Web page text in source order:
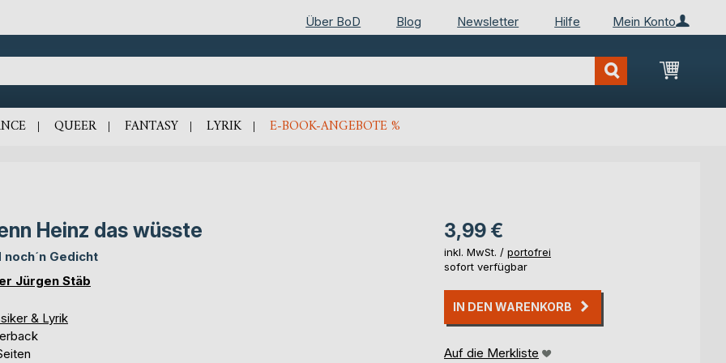
Mein Konto
Über BoD Blog Newsletter Hilfe
Mein
QUEER FANTASY LYRIK E-BOOK-ANGEBOTE %
Heinz das wüsste
noch´n Gedicht
Jürgen Stäb
& Lyrik
3,99 €
inkl. MwSt. / portofrei
sofort verfügbar
IN DEN WARENKORB
Auf die Merkliste